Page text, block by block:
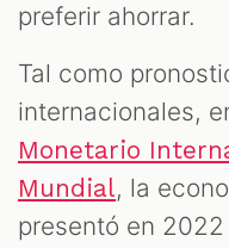
preferir ahorrar.
Tal como
internacionales,
Monetario
Mundial, la
presentó en